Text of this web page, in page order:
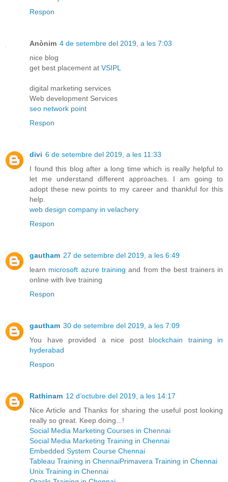
Respon
Anònim 4 de setembre del 2019, a les 7:03
nice blog
get best placement at VSIPL
digital marketing services
Web development Services
seo network point
Respon
divi 6 de setembre del 2019, a les 11:33
I found this blog after a long time which is really helpful to
let me understand different approaches. I am going to
adopt these new points to my career and thankful for this
help.
web design company in velachery
Respon
gautham 27 de setembre del 2019, a les 6:49
learn microsoft azure training and from the best trainers in
online with live training
Respon
gautham 30 de setembre del 2019, a les 7:09
You have provided a nice post blockchain training in
hyderabad
Respon
Rathinam 12 d’octubre del 2019, a les 14:17
Nice Article and Thanks for sharing the useful post looking
really so great. Keep doing...!
Social Media Marketing Courses in Chennai
Social Media Marketing Training in Chennai
Embedded System Course Chennai
Tableau Training in ChennaiPrimavera Training in Chennai
Unix Training in Chennai